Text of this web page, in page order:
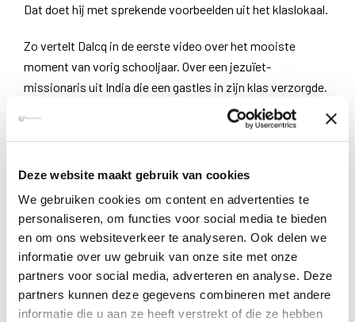
Deze website maakt gebruik van cookies
We gebruiken cookies om content en advertenties te
personaliseren, om functies voor social media te bieden
en om ons websiteverkeer te analyseren. Ook delen we
informatie over uw gebruik van onze site met onze
partners voor social media, adverteren en analyse. Deze
partners kunnen deze gegevens combineren met andere
informatie die u aan ze heeft verstrekt of die ze hebben
Dat doet hij met sprekende voorbeelden uit het klaslokaal.
Zo vertelt Dalcq in de eerste video over het mooiste
moment van vorig schooljaar. Over een jezuïet-
missionaris uit India die een gastles in zijn klas verzorgde.
De leerlingen luisterden geboeid naar de man. Nadien zei
Dalcq dat wie wilde komende zomer welkom was in India.
Waarom is dit voor hem het
mooiste verhaal van het
schooljaar?
Na de les zeiden drie leerlingen de pater te willen helpen.